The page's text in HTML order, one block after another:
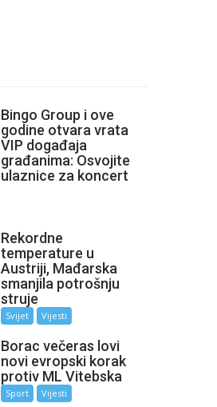
Bingo Group i ove
godine otvara vrata
VIP događaja
građanima: Osvojite
ulaznice za koncert
Rekordne
temperature u
Austriji, Mađarska
smanjila potrošnju
struje
Svijet Vijesti
Borac večeras lovi
novi evropski korak
protiv ML Vitebska
Sport Vijesti